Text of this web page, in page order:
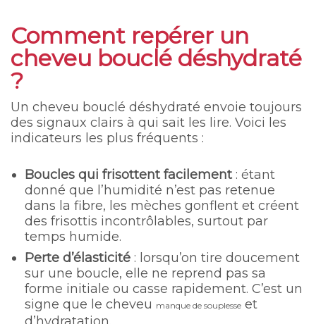
Comment repérer un
cheveu bouclé déshydraté
?
Un cheveu bouclé déshydraté envoie toujours
des signaux clairs à qui sait les lire. Voici les
indicateurs les plus fréquents :
Boucles qui frisottent facilement: étant
donné que l’humidité n’est pas retenue
dans la fibre, les mèches gonflent et créent
des frisottis incontrôlables, surtout par
temps humide.
Perte d’élasticité : lorsqu’on tire doucement
sur une boucle, elle ne reprend pas sa
forme initiale ou casse rapidement. C’est un
signe que le cheveu manque de souplesse et